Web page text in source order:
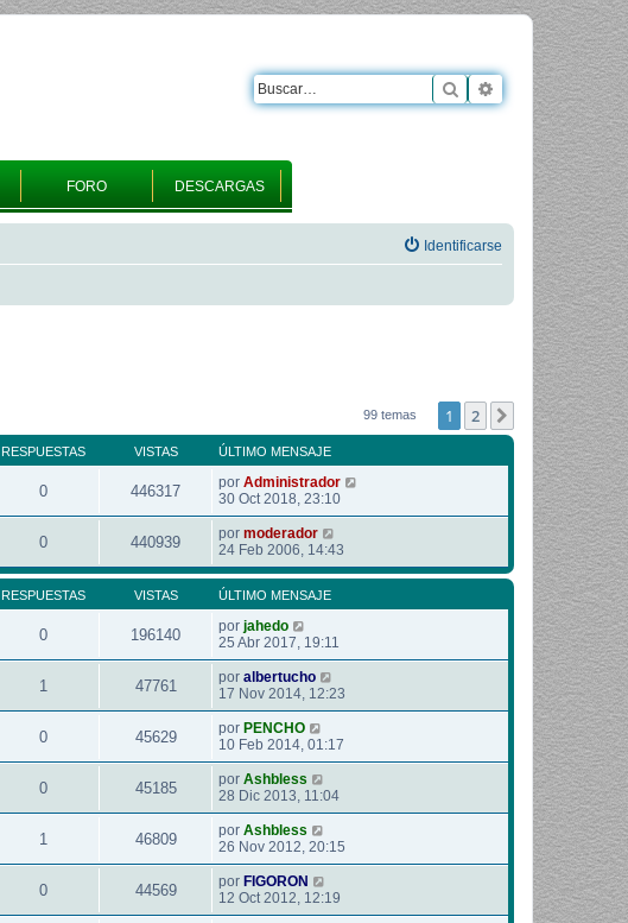
FORO DESCARGAS
Buscar Búsqueda
Identificarse
99 temas 1 2 Siguiente
RESPUESTAS VISTAS ÚLTIMO MENSAJE
0 446317 por Administrador
30 Oct 2018, 23:10
0 440939 por moderador
24 Feb 2006, 14:43
RESPUESTAS VISTAS ÚLTIMO MENSAJE
0 196140 por jahedo
25 Abr 2017, 19:11
1 47761 por albertucho
17 Nov 2014, 12:23
0 45629 por PENCHO
10 Feb 2014, 01:17
0 45185 por Ashbless
28 Dic 2013, 11:04
1 46809 por Ashbless
26 Nov 2012, 20:15
0 44569 por FIGORON
12 Oct 2012, 12:19